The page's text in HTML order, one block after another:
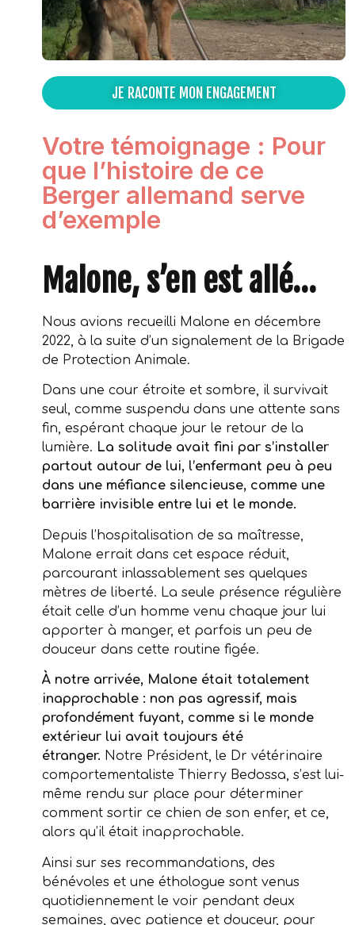
JE RACONTE MON ENGAGEMENT
Votre témoignage : Pour
que l’histoire de ce
Berger allemand serve
d’exemple
Malone, s’en est allé…
Nous avions recueilli Malone en décembre
2022, à la suite d’un signalement de la Brigade
de Protection Animale.
Dans une cour étroite et sombre, il survivait
seul, comme suspendu dans une attente sans
fin, espérant chaque jour le retour de la
lumière. La solitude avait fini par s’installer
partout autour de lui, l’enfermant peu à peu
dans une méfiance silencieuse, comme une
barrière invisible entre lui et le monde.
Depuis l’hospitalisation de sa maîtresse,
Malone errait dans cet espace réduit,
parcourant inlassablement ses quelques
mètres de liberté. La seule présence régulière
était celle d’un homme venu chaque jour lui
apporter à manger, et parfois un peu de
douceur dans cette routine figée.
À notre arrivée, Malone était totalement
inapprochable : non pas agressif, mais
profondément fuyant, comme si le monde
extérieur lui avait toujours été
étranger. Notre Président, le Dr vétérinaire
comportementaliste Thierry Bedossa, s’est lui-
même rendu sur place pour déterminer
comment sortir ce chien de son enfer, et ce,
alors qu’il était inapprochable.
Ainsi sur ses recommandations, des
bénévoles et une éthologue sont venus
quotidiennement le voir pendant deux
semaines, avec patience et douceur, pour